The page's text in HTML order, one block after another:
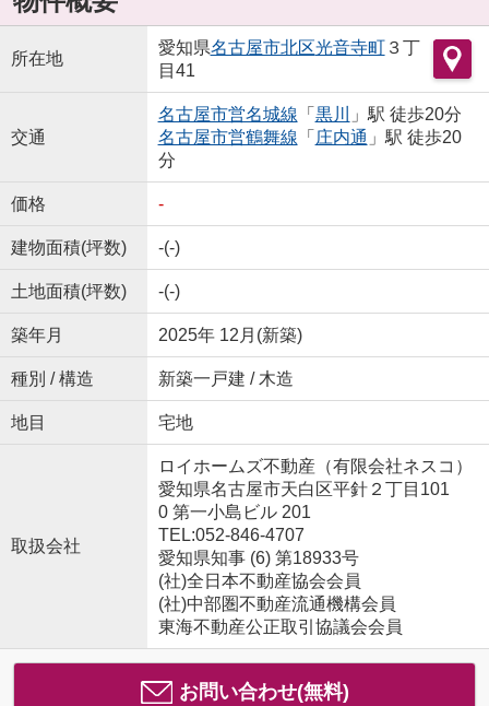
所在地
愛知県名古屋市北区光音寺町３丁
目41
交通
名古屋市営名城線 「 黒川
」駅 徒歩20分
名古屋市営鶴舞線 「 庄内通 」駅 徒歩20
分
価格 -
建物面積(坪数) -(-)
土地面積(坪数) -(-)
築年月 2025年 12月(新築)
種別 / 構造 新築一戸建 / 木造
地目 宅地
取扱会社
ロイホームズ不動産（有限会社ネスコ）
愛知県名古屋市天白区平針２丁目101
0 第一小島ビル 201
TEL:052-846-4707
愛知県知事 (6) 第18933号
(社)全日本不動産協会会員
(社)中部圏不動産流通機構会員
東海不動産公正取引協議会会員
お問い合わせ(無料)